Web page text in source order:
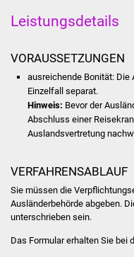
Leistungsdetails
VORAUSSETZUNGEN
ausreichende Bonität: Die
Einzelfall separat.
Hinweis: Bevor der
Abschluss einer
Auslandsvertretung
VERFAHRENSABLAUF
Sie müssen die
Ausländerbehörde abgeben.
unterschrieben sein.
Das Formular erhalten Sie bei